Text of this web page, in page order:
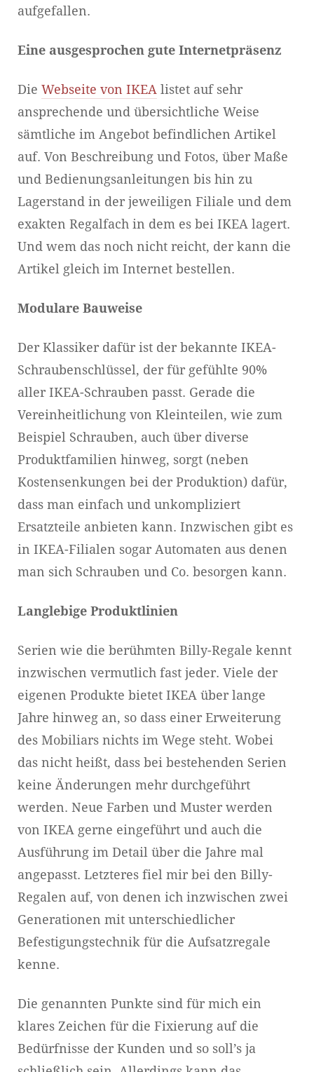
aufgefallen.
Eine ausgesprochen gute Internetpräsenz
Die Webseite von IKEA listet auf sehr
ansprechende und übersichtliche Weise
sämtliche im Angebot befindlichen Artikel
auf. Von Beschreibung und Fotos, über Maße
und Bedienungsanleitungen bis hin zu
Lagerstand in der jeweiligen Filiale und dem
exakten Regalfach in dem es bei IKEA lagert.
Und wem das noch nicht reicht, der kann die
Artikel gleich im Internet bestellen.
Modulare Bauweise
Der Klassiker dafür ist der bekannte IKEA-
Schraubenschlüssel, der für gefühlte 90%
aller IKEA-Schrauben passt. Gerade die
Vereinheitlichung von Kleinteilen, wie zum
Beispiel Schrauben, auch über diverse
Produktfamilien hinweg, sorgt (neben
Kostensenkungen bei der Produktion) dafür,
dass man einfach und unkompliziert
Ersatzteile anbieten kann. Inzwischen gibt es
in IKEA-Filialen sogar Automaten aus denen
man sich Schrauben und Co. besorgen kann.
Langlebige Produktlinien
Serien wie die berühmten Billy-Regale kennt
inzwischen vermutlich fast jeder. Viele der
eigenen Produkte bietet IKEA über lange
Jahre hinweg an, so dass einer Erweiterung
des Mobiliars nichts im Wege steht. Wobei
das nicht heißt, dass bei bestehenden Serien
keine Änderungen mehr durchgeführt
werden. Neue Farben und Muster werden
von IKEA gerne eingeführt und auch die
Ausführung im Detail über die Jahre mal
angepasst. Letzteres fiel mir bei den Billy-
Regalen auf, von denen ich inzwischen zwei
Generationen mit unterschiedlicher
Befestigungstechnik für die Aufsatzregale
kenne.
Die genannten Punkte sind für mich ein
klares Zeichen für die Fixierung auf die
Bedürfnisse der Kunden und so soll’s ja